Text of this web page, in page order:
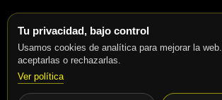
Tu privacidad, bajo control
Usamos cookies de analítica para mejorar la
aceptarlas o rechazarlas.
Ver política